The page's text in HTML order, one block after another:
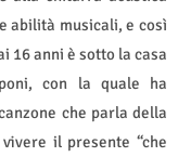
abilità musicali, e così
16 anni è sotto la casa
con la quale ha
che parla della
il presente “che